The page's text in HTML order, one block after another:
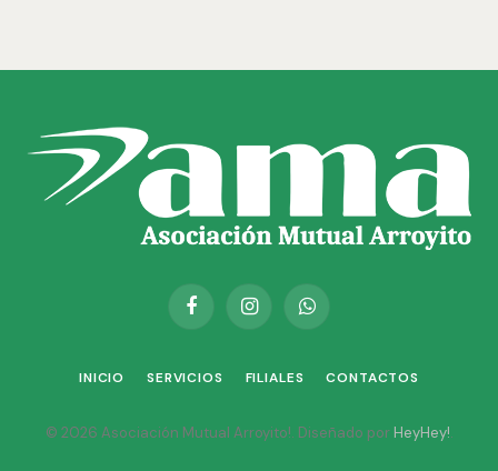
FacebookInstagramWhatsApp
INICIO SERVICIOS FILIALES CONTACTOS
© 2026 Asociación Mutual Arroyito!. Diseñado por HeyHey!.